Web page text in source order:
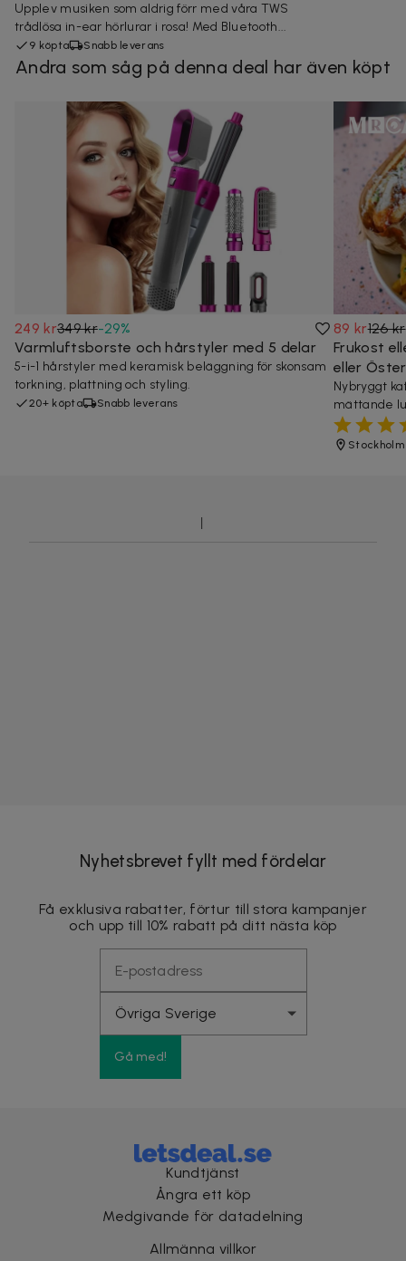
Upplev musiken som aldrig förr med våra TWS
trådlösa in-ear hörlurar i rosa! Med Bluetooth...
9 köpta Snabb leverans
Andra som såg på denna deal har även köpt
249 kr349 kr-29%
Varmluftsborste och hårstyler med 5 delar
5-i-1 hårstyler med keramisk beläggning för skonsam
torkning, plattning och styling.
20+ köpta Snabb leverans
89 kr126 kr
Frukost
eller
Nybryggt
mättande
Stockholm
Nyhetsbrevet fyllt med fördelar
Få exklusiva rabatter, förtur till stora kampanjer
och upp till 10% rabatt på ditt nästa köp
Gå med!
Kundtjänst
Ångra ett köp
Medgivande för datadelning
Allmänna villkor